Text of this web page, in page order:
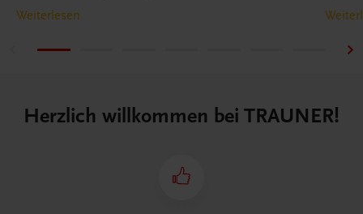
das? Nein!
Weiterlesen
Herzlich willkommen bei TRAUNER!